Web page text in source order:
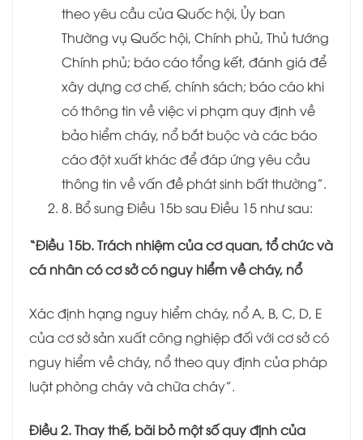
theo yêu cầu của Quốc hội, Ủy ban
Thường vụ Quốc hội, Chính phủ, Thủ tướng
Chính phủ; báo cáo tổng kết, đánh giá để
xây dựng cơ chế, chính sách; báo cáo khi
có thông tin về việc vi phạm quy định về
bảo hiểm cháy, nổ bắt buộc và các báo
cáo đột xuất khác để đáp ứng yêu cầu
thông tin về vấn đề phát sinh bất thường”.
8. Bổ sung Điều 15b sau Điều 15 như sau:
“Điều 15b. Trách nhiệm của cơ quan, tổ chức và
cá nhân có cơ sở có nguy hiểm về cháy, nổ
Xác định hạng nguy hiểm cháy, nổ A, B, C, D, E
của cơ sở sản xuất công nghiệp đối với cơ sở có
nguy hiểm về cháy, nổ theo quy định của pháp
luật phòng cháy và chữa cháy”.
Điều 2. Thay thế, bãi bỏ một số quy định của